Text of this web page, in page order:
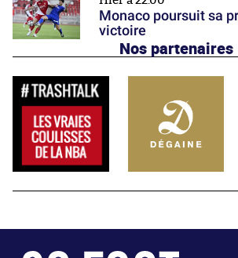
Monaco poursuit sa
victoire
Nos partenaires